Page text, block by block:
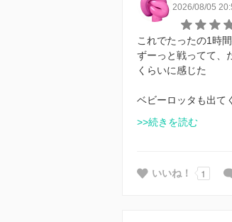
2026/08/05
これでたったの1時
ずーっと戦ってて、
くらいに感じた
ベビーロッタも出て
>>続きを読む
いいね！ 1